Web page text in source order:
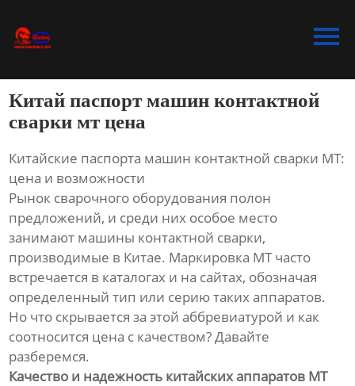
Bидео
О Hас
Контакты
Китай паспорт машин контактной
сварки мт цена
Китайские паспорта машин контактной сварки MT:
цена и возможности
Рынок сварочного оборудования полон
предложений, и среди них особое место
занимают машины контактной сварки,
производимые в Китае. Маркировка MT часто
встречается в каталогах и на сайтах, обозначая
определенный тип или серию таких аппаратов.
Но что скрывается за этой аббревиатурой и как
соотносится цена с качеством? Давайте
разберемся.
Качество и надежность китайских аппаратов MT